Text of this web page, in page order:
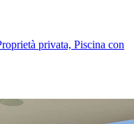
privata, Piscina con